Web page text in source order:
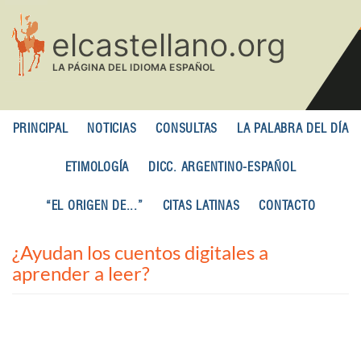
contenido
principal
PRINCIPAL NOTICIAS CONSULTAS LA PALABRA DEL DÍA
ETIMOLOGÍA DICC. ARGENTINO-ESPAÑOL
“EL ORIGEN DE...” CITAS LATINAS CONTACTO
¿Ayudan los cuentos digitales a
aprender a leer?